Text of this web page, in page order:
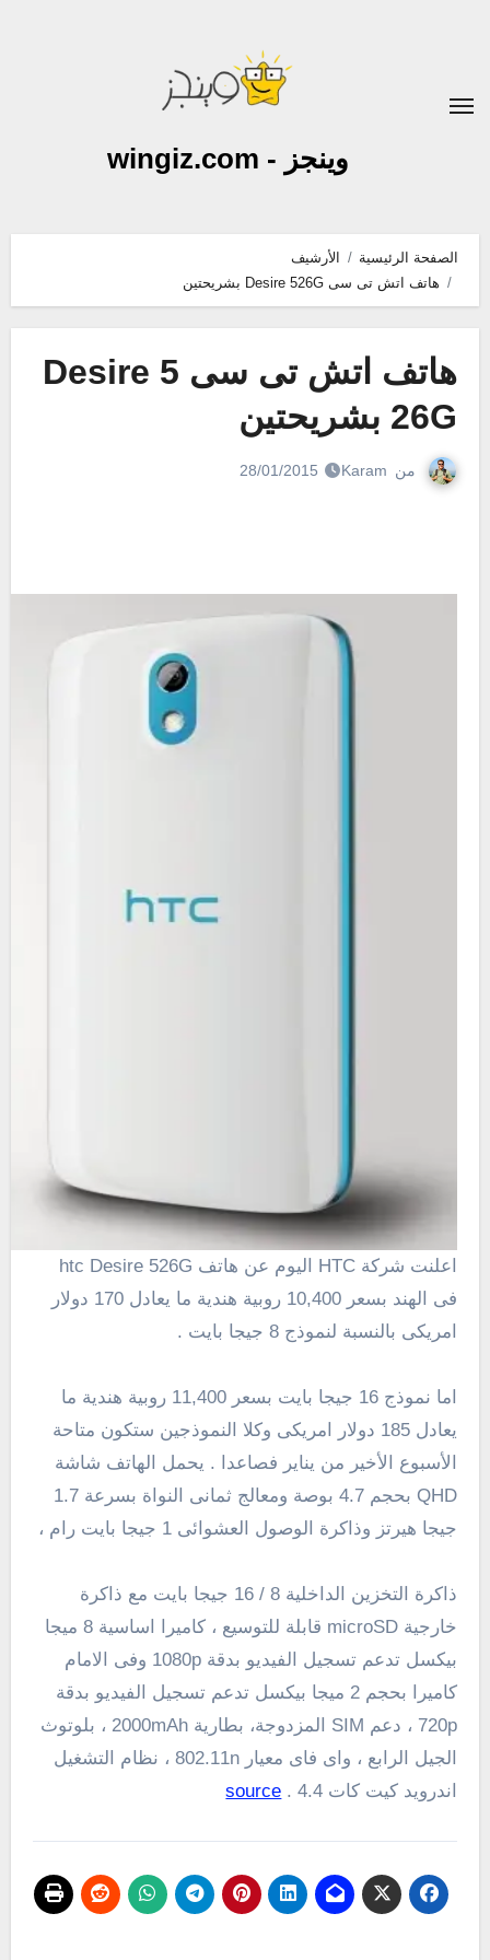
وينجز - wingiz.com
الصفحة الرئيسية
الأرشيف
هاتف اتش تى سى Desire 526G بشريحتين
هاتف اتش تى سى Desire 5
26G بشريحتين
من Karam
28/01/2015
اعلنت شركة HTC
اليوم عن هاتف htc Desire 526G
فى الهند بسعر 10,400 روبية هندية ما يعادل 170 دولار
امريكى بالنسبة لنموذج 8 جيجا بايت .
اما نموذج 16 جيجا بايت بسعر 11,400 روبية هندية ما
يعادل 185 دولار امريكى
وكلا النموذجين ستكون متاحة
الأسبوع الأخير من يناير فصاعدا . يحمل الهاتف شاشة
QHD
بحجم 4.7 بوصة ومعالج ثمانى النواة بسرعة 1.7
جيجا هيرتز وذاكرة الوصول العشوائى 1 جيجا بايت رام ،
ذاكرة التخزين الداخلية 8 / 16 جيجا بايت مع ذاكرة
خارجية microSD قابلة للتوسيع ، كاميرا اساسية 8 ميجا
بيكسل تدعم تسجيل الفيديو بدقة 1080p وفى الامام
كاميرا بحجم 2 ميجا بيكسل تدعم تسجيل الفيديو بدقة
720p ، دعم SIM المزدوجة، بطارية
2000mAh ، بلوتوث
الجيل الرابع ، واى فاى معيار 802.11n، نظام التشغيل
اندرويد كيت كات 4.4 .
source